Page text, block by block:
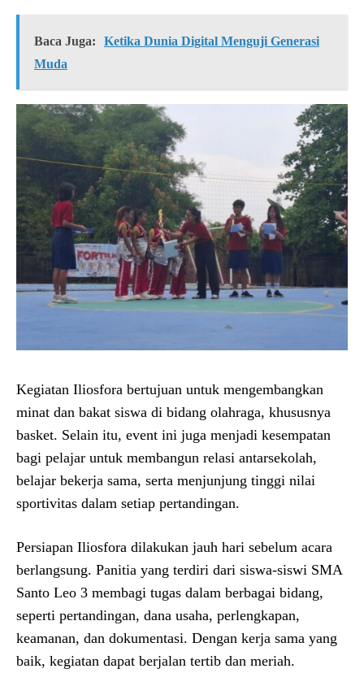
Baca Juga:
Ketika Dunia Digital Menguji Generasi
Muda
Kegiatan Iliosfora bertujuan untuk mengembangkan
minat dan bakat siswa di bidang olahraga, khususnya
basket. Selain itu, event ini juga menjadi kesempatan
bagi pelajar untuk membangun relasi antarsekolah,
belajar bekerja sama, serta menjunjung tinggi nilai
sportivitas dalam setiap pertandingan.
Persiapan Iliosfora dilakukan jauh hari sebelum acara
berlangsung. Panitia yang terdiri dari siswa-siswi SMA
Santo Leo 3 membagi tugas dalam berbagai bidang,
seperti pertandingan, dana usaha, perlengkapan,
keamanan, dan dokumentasi. Dengan kerja sama yang
baik, kegiatan dapat berjalan tertib dan meriah.